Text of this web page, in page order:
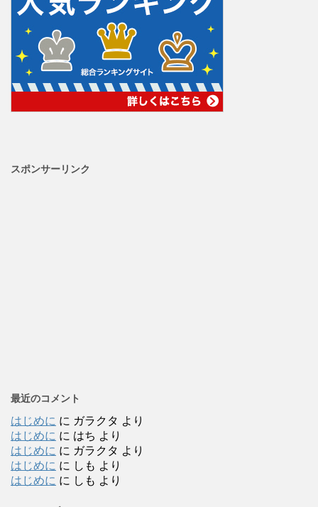
スポンサーリンク
最近のコメント
はじめに に ガラクタ より
はじめに に はち より
はじめに に ガラクタ より
はじめに に しも より
はじめに に しも より